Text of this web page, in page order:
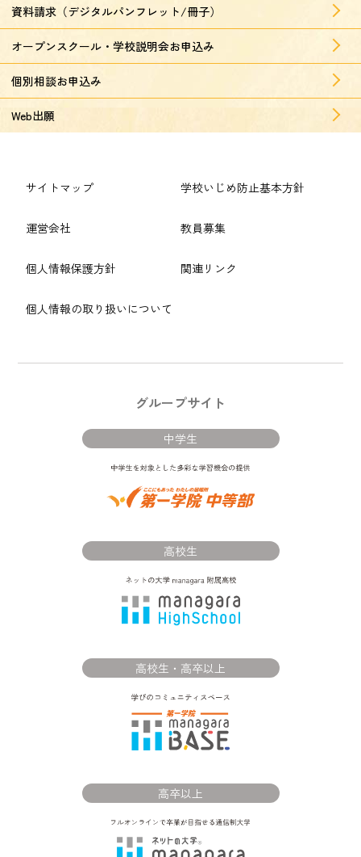
資料請求（デジタルパンフレット/冊子）
オープンスクール・学校説明会お申込み
個別相談お申込み
Web出願
サイトマップ
運営会社
個人情報保護方針
個人情報の取り扱いについて
学校いじめ防止基本方針
教員募集
関連リンク
グループサイト
中学生
高校生
高校生・高卒以上
高卒以上